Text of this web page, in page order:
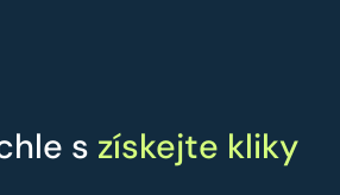
s získejte kliky